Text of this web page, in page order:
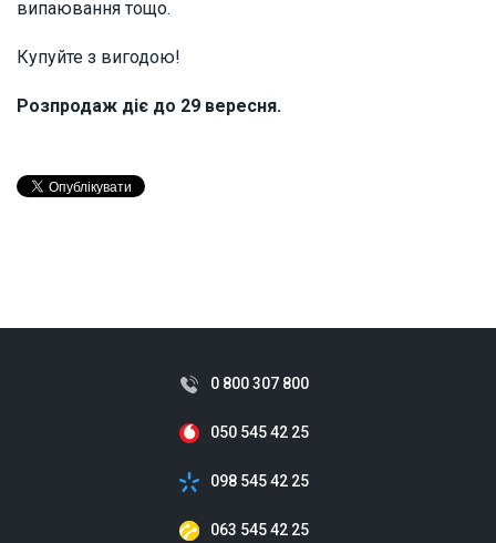
випаювання тощо.
Купуйте з вигодою!
Розпродаж діє до 29 вересня.
0 800 307 800
050 545 42 25
098 545 42 25
063 545 42 25